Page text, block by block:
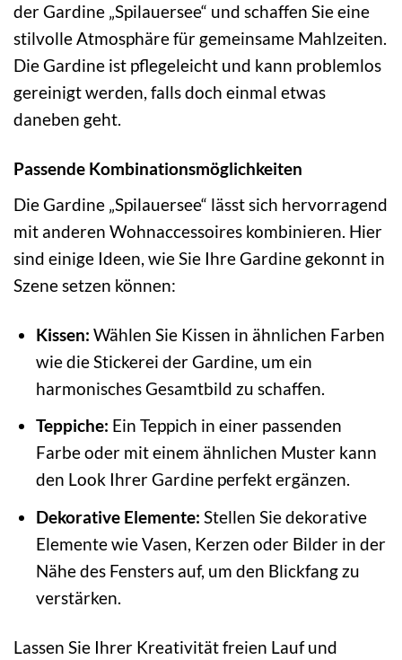
der Gardine „Spilauersee“ und schaffen Sie eine
stilvolle Atmosphäre für gemeinsame Mahlzeiten.
Die Gardine ist pflegeleicht und kann problemlos
gereinigt werden, falls doch einmal etwas
daneben geht.
Passende Kombinationsmöglichkeiten
Die Gardine „Spilauersee“ lässt sich hervorragend
mit anderen Wohnaccessoires kombinieren. Hier
sind einige Ideen, wie Sie Ihre Gardine gekonnt in
Szene setzen können:
Kissen: Wählen Sie Kissen in ähnlichen Farben
wie die Stickerei der Gardine, um ein
harmonisches Gesamtbild zu schaffen.
Teppiche: Ein Teppich in einer passenden
Farbe oder mit einem ähnlichen Muster kann
den Look Ihrer Gardine perfekt ergänzen.
Dekorative Elemente: Stellen Sie dekorative
Elemente wie Vasen, Kerzen oder Bilder in der
Nähe des Fensters auf, um den Blickfang zu
verstärken.
Lassen Sie Ihrer Kreativität freien Lauf und